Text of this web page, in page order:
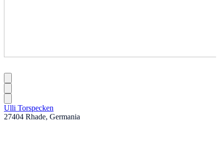
Ulli Torspecken
27404 Rhade, Germania